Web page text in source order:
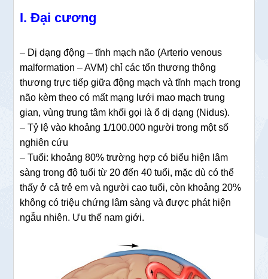
I. Đại cương
– Dị dạng động – tĩnh mạch não (Arterio venous
malformation – AVM) chỉ các tổn thương thông
thương trực tiếp giữa động mạch và tĩnh mạch trong
não kèm theo có mất mạng lưới mao mạch trung
gian, vùng trung tâm khối gọi là ổ dị dạng (Nidus).
– Tỷ lệ vào khoảng 1/100.000 người trong một số
nghiên cứu
– Tuổi: khoảng 80% trường hợp có biểu hiện lâm
sàng trong độ tuổi từ 20 đến 40 tuổi, mặc dù có thể
thấy ở cả trẻ em và người cao tuổi, còn khoảng 20%
không có triệu chứng lâm sàng và được phát hiện
ngẫu nhiên. Ưu thế nam giới.